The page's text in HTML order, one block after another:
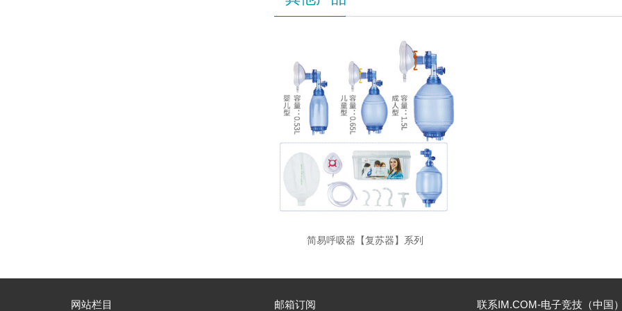
简易呼吸器【复苏器】系列
网站栏目 邮箱订阅 联系IM.COM-电子竞技（中国）